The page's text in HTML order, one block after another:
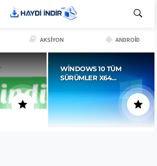
AKSIYON ANDROID
WINDOWS 10 TÜM
SÜRÜMLER X64…